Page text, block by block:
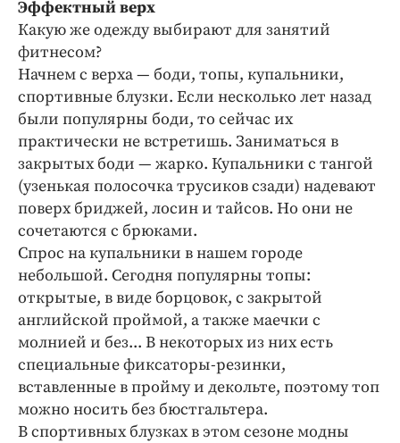
Интересное чтиво
Клиника года
Бренд года
Работодатель года
Эффектный верх
Какую же одежду выбирают для занятий
фитнесом?
Начнем с верха — боди, топы, купальники,
спортивные блузки. Если несколько лет назад
были популярны боди, то сейчас их
практически не встретишь. Заниматься в
закрытых боди — жарко. Купальники с тангой
(узенькая полосочка трусиков сзади) надевают
поверх бриджей, лосин и тайсов. Но они не
сочетаются с брюками.
Спрос на купальники в нашем городе
небольшой. Сегодня популярны топы:
открытые, в виде борцовок, с закрытой
английской проймой, а также маечки с
молнией и без... В некоторых из них есть
специальные фиксаторы-резинки,
вставленные в пройму и декольте, поэтому топ
можно носить без бюстгальтера.
В спортивных блузках в этом сезоне модны